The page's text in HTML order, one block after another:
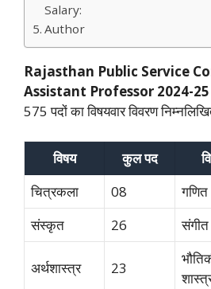
Salary:
Author
Rajasthan Public Service
Assistant Professor 2024-25
575 पदों का विषयवार विवरण
विषय कुल पद
चित्रकला
08 गणित
संस्कृत
26 संगीत
अर्थशास्त्र 23